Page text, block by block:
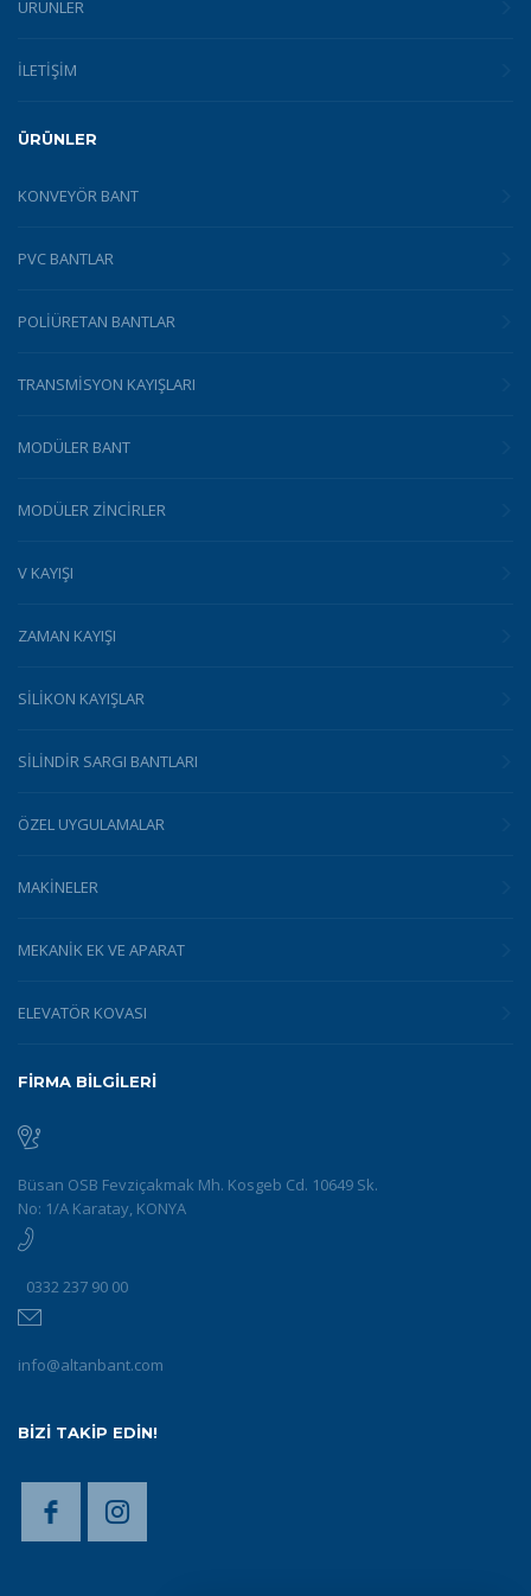
ÜRÜNLER
İLETİŞİM
ÜRÜNLER
KONVEYÖR BANT
PVC BANTLAR
POLIÜRETAN BANTLAR
TRANSMISYON KAYIŞLARI
MODÜLER BANT
MODÜLER ZINCIRLER
V KAYIŞI
ZAMAN KAYIŞI
SILIKON KAYIŞLAR
SILINDIR SARGI BANTLARI
ÖZEL UYGULAMALAR
MAKINELER
MEKANIK EK VE APARAT
ELEVATÖR KOVASI
FİRMA BİLGİLERİ
Büsan OSB Fevziçakmak Mh. Kosgeb Cd. 10649 Sk.
No: 1/A Karatay, KONYA
0332 237 90 00
info@altanbant.com
BİZİ TAKİP EDİN!